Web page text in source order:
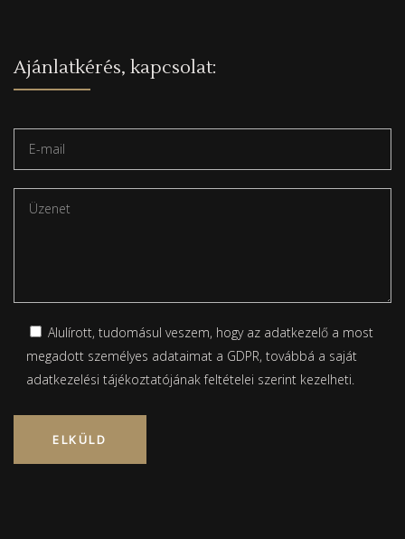
Ajánlatkérés, kapcsolat:
Alulírott, tudomásul veszem, hogy az adatkezelő a most
megadott személyes adataimat a GDPR, továbbá a saját
adatkezelési tájékoztatójánakfeltételei szerint kezelheti.
Please leave this field empty.